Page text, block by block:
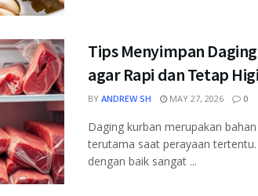
Tips Menyimpan
agar Rapi dan Tetap
BY ANDREW SH MAY 27, 2026 0
Daging kurban merupakan
terutama saat perayaan
dengan baik sangat ...